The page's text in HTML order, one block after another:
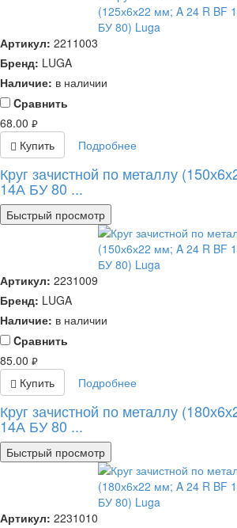
Артикул: 2211003
Бренд: LUGA
Наличие: в наличии
Cравнить
68.00 руб.
Купить Подробнее
Круг зачистной по металлу
14А БУ 80 ...
Быстрый просмотр
Артикул: 2231009
Бренд: LUGA
Наличие: в наличии
Cравнить
85.00 руб.
Купить Подробнее
Круг зачистной по металлу
14А БУ 80 ...
Быстрый просмотр
Артикул: 2231010